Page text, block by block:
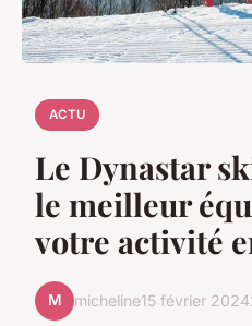
ACTU
Le Dynastar
le meilleur
votre activité
M micheline15 février 2024